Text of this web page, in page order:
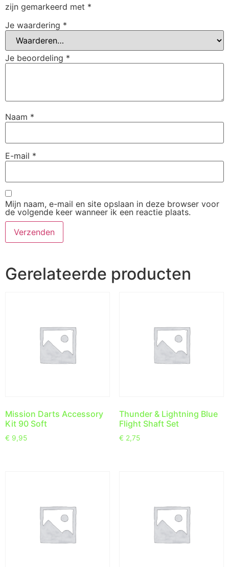
zijn gemarkeerd met *
Je waardering *
Je beoordeling *
Naam *
E-mail *
Mijn naam, e-mail en site opslaan in deze browser voor
de volgende keer wanneer ik een reactie plaats.
Gerelateerde producten
Mission Darts Accessory
Kit 90 Soft
€ 9,95
Thunder & Lightning Blue
Flight Shaft Set
€ 2,75